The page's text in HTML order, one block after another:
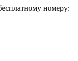
номеру: